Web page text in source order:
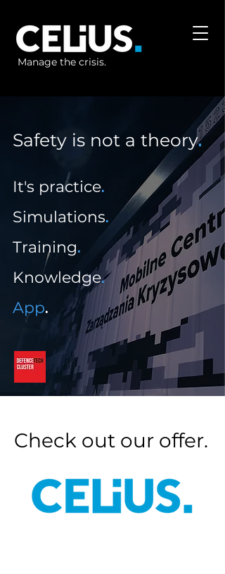
Manage the crisis.
Safety is not a theory.
It's practice.
Simulations.
Training.
Knowledge.
App.
Check out our offer.